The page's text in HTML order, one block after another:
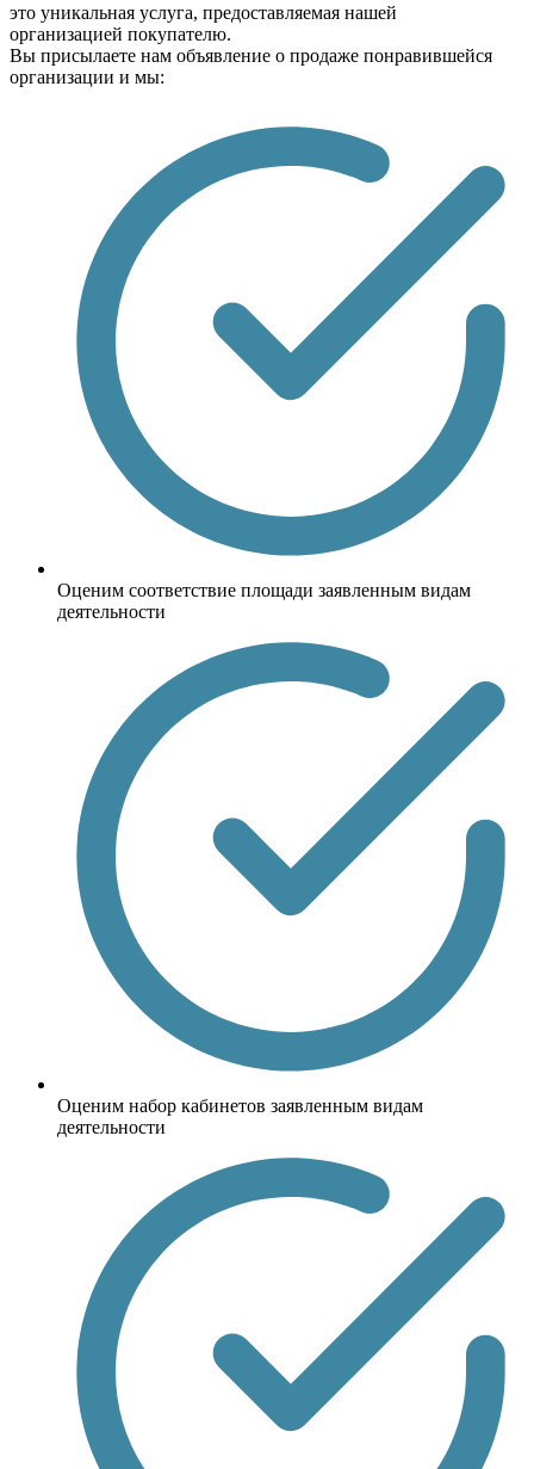
это уникальная услуга, предоставляемая нашей
организацией покупателю.
Вы присылаете нам объявление о продаже понравившейся
организации и мы:
Оценим соответствие площади заявленным видам
деятельности
Оценим набор кабинетов заявленным видам
деятельности